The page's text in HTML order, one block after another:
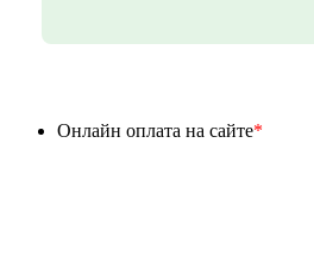
Онлайн оплата на сайте*